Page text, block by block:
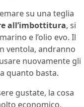
su una teglia
all’imbottitura, si
e l’olio evo. Il
ventola, andranno
nuovamente gli
quanto basta.
gustate, la cosa
economico,